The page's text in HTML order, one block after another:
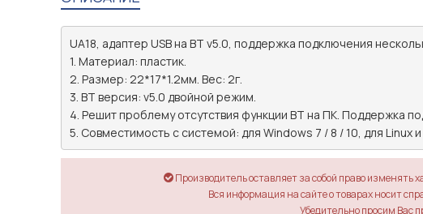
UA18, адаптер USB на BT v5.0, поддержка подключения
1. Материал: пластик.
2. Размер: 22*17*1.2мм. Вес: 2г.
3. BT версия: v5.0 двойной режим.
4. Решит проблему отсутствия функции BT на ПК. Поддержка
5. Совместимость с системой: для Windows 7 / 8 / 10, для Linux
Производитель оставляет за собой право изменять
Вся информация на сайте о товарах носит
Убедительно просим Вас